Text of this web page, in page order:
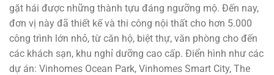
gặt hái được những thành tựu đáng ngưỡng mộ. Đến nay,
đơn vị này đã thiết kế và thi công nội thất cho hơn 5.000
công trình lớn nhỏ, từ căn hộ, biệt thự, văn phòng cho đến
các khách sạn, khu nghỉ dưỡng cao cấp. Điển hình như các
dự án: Vinhomes Ocean Park, Vinhomes Smart City, The